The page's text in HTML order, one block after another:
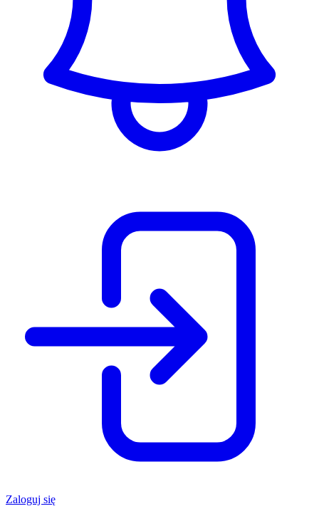
Zaloguj się